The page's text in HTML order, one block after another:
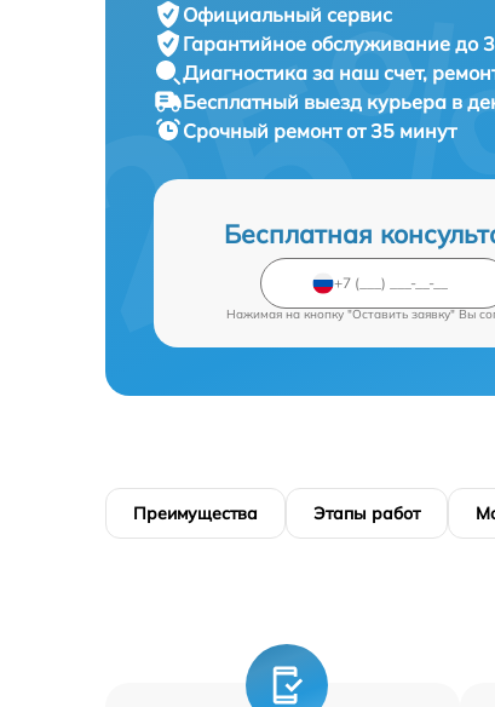
Официальный сервис
Гарантийное обслуживание до
Диагностика за наш счет,
Бесплатный выезд курьера в
Срочный ремонтот 35 минут
Бесплатная
Нажимая на кнопку "Оставить заявку" Вы
Преимущества Этапы работ